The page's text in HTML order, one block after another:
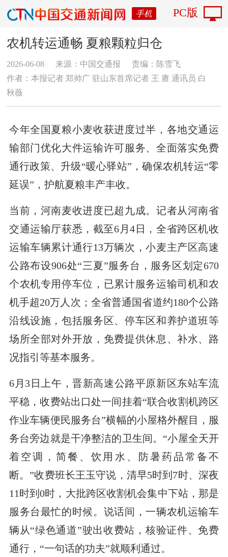
手机 PC版
农机转运通畅 夏粮颗粒归仓
2026-06-08 来源：中国交通报
责编：陈雪飞
作者：本报记者 郑帅广 驻山东首席记者 王 赓 通讯员 白
秋薇
今年全国夏粮小麦收获进度过半，各地交通运
输部门优化大件运输许可服务、全面落实免费
通行政策、升级“暖心驿站”，确保农机转运“零
延误”，护航夏粮丰产丰收。
当前，河南麦收进度已超九成。记者从河南省
交通运输厅获悉，截至6月4日，全省跨区机收
运输车辆累计通行13万辆次，小麦主产区高速
公路布设906处“三夏”服务台，服务区划定670
个农机专用停车位，已累计服务运输司机和农
机手超20万人次；全省普通国省道约180个公路
沿线设施，包括服务区、停车区和养护道班等
场所全部对外开放，免费提供休息、补水、路
况指引等基本服务。
6月3日上午，晋新高速公路平原新区东站车流
平稳，收费站出口处一间挂着“联合收割机跨区
作业车辆便民服务台”横幅的小屋格外醒目，服
务台旁边就是干净整洁的卫生间。“小屋全天开
着空调，简餐、饮用水、防暑药品常备不
断。”收费班长王玉守说，清早5时到7时、深夜
11时到0时，大批跨区收割机会集中下站，那是
服务台最忙的时候。说话间，一辆农机运输车
辆从“绿色通道”驶出收费站，核验证件、免费
通行，“一句话的功夫”就顺利通过。